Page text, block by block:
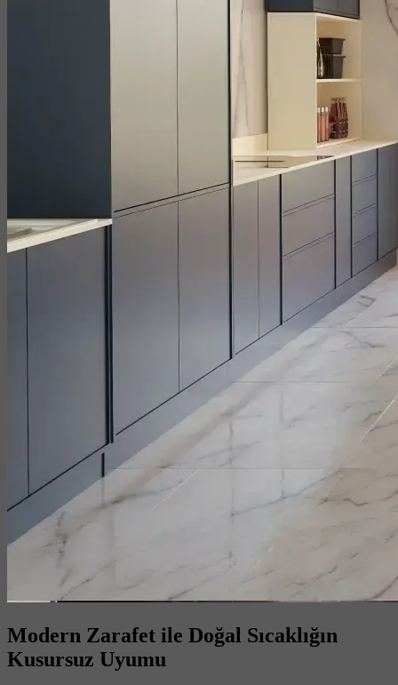
Modern Zarafet ile Doğal Sıcaklığın
Kusursuz Uyumu